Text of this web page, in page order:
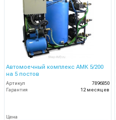
Автомоечный комплекс АМК 5/200
на 5 постов
Артикул
7896850
Гарантия
12 месяцев
Цена